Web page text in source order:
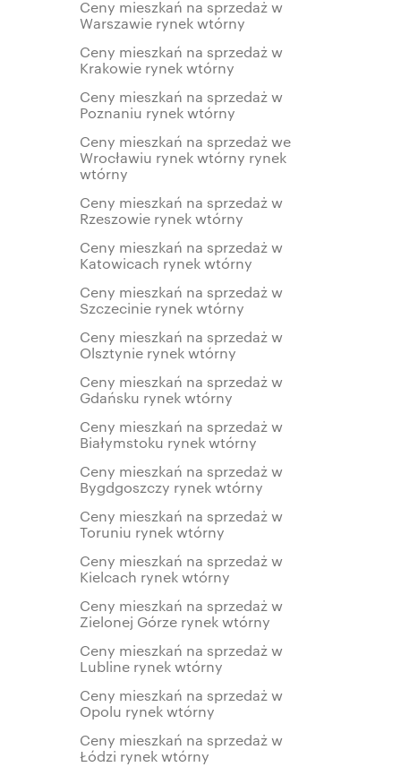
Ceny mieszkań na sprzedaż w
Warszawie rynek wtórny
Ceny mieszkań na sprzedaż w
Krakowie rynek wtórny
Ceny mieszkań na sprzedaż w
Poznaniu rynek wtórny
Ceny mieszkań na sprzedaż we
Wrocławiu rynek wtórny rynek
wtórny
Ceny mieszkań na sprzedaż w
Rzeszowie rynek wtórny
Ceny mieszkań na sprzedaż w
Katowicach rynek wtórny
Ceny mieszkań na sprzedaż w
Szczecinie rynek wtórny
Ceny mieszkań na sprzedaż w
Olsztynie rynek wtórny
Ceny mieszkań na sprzedaż w
Gdańsku rynek wtórny
Ceny mieszkań na sprzedaż w
Białymstoku rynek wtórny
Ceny mieszkań na sprzedaż w
Bygdgoszczy rynek wtórny
Ceny mieszkań na sprzedaż w
Toruniu rynek wtórny
Ceny mieszkań na sprzedaż w
Kielcach rynek wtórny
Ceny mieszkań na sprzedaż w
Zielonej Górze rynek wtórny
Ceny mieszkań na sprzedaż w
Lubline rynek wtórny
Ceny mieszkań na sprzedaż w
Opolu rynek wtórny
Ceny mieszkań na sprzedaż w
Łódzi rynek wtórny